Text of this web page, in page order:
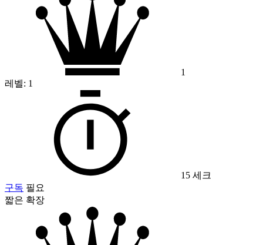
1
레벨: 1
15 세크
구독 필요
짧은 확장